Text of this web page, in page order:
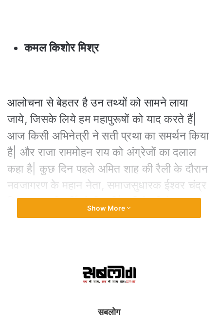
कमल किशोर मिश्र
आलोचना से बेहतर है उन तथ्यों को सामने लाया
जाये, जिसके लिये हम महापुरूषों को याद करते हैं|
आज किसी अभिनेत्री ने सती प्रथा का समर्थन किया
है| और राजा राममोहन राय को अंग्रेजों का दलाल
कहा है| कुछ दिन पहले अमित शाह की रैली के दौरान
नवजागरण के महान नेता, समाजसुधारक ईश्वर चंद्र
विद्यासागर की मूर्ति तोड़ी गयी| अभिनेत्री ने ट्यूटर
हैंडिल में खुद को टीम भक्त लिखा है| मायने क्या है
बुरे सामाजिक रिवाजों को आप क्या फिर से लाना
चाहते हैं? सती प्रथा के समर्थन का क्या मतलब है?
स्त्रियाँ स्वयं सती होती थीं| लेकिन आज मुगलों का
Show More
सबलोग